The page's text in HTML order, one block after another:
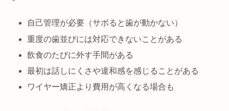
自己管理が必要（サボると歯が動かない）
重度の歯並びには対応できないことがある
飲食のたびに外す手間がある
最初は話しにくさや違和感を感じることがある
ワイヤー矯正より費用が高くなる場合も